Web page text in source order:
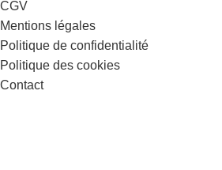
CGV
Mentions légales
Politique de confidentialité
Politique des cookies
Contact